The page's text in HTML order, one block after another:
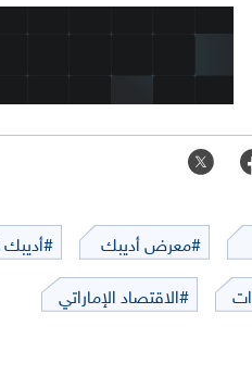
#معرض أديبك #أديبك 2025
#الاقتصاد الإماراتي